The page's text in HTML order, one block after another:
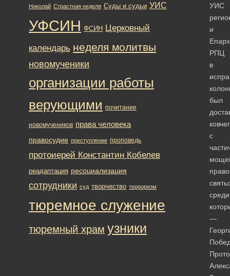
УИС
и
РПЦ
в
был
ковчег
с
среди
—
Николай Страстная неделя Суды и судьи УИС
УФСИН ФСИН Церковный
календарь неделя молитвы
новомученики
организации работы
верующими почитание
новомучеников права человека
правосудие преступление проповедь
протоиерей Константин Кобелев
реадаптация ресоциализация
сотрудники суд творчество терроризм
тюремное служение
тюремный храм узники